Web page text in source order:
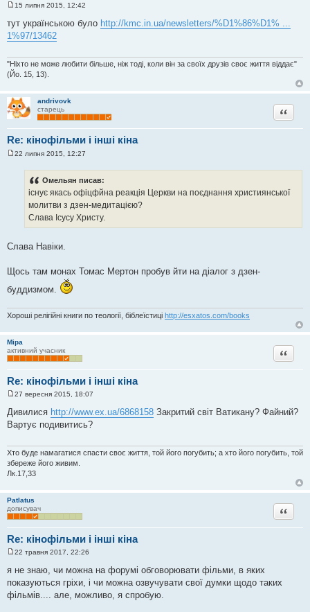
о
в
і
м
е
н
я
15 липня 2015, 12:42
тут українською було http://kmc.in.ua/newsletters/%D1%86%D1% ...
1%97/13462
"Ніхто не може любити більше, ніж тоді, коли він за своїх друзів своє життя віддає"
(Йо. 15, 13).
andrivovk
старець
Re: кінофільми і інші кіна
Цитата
я
22 липня 2015, 12:27
Омельян писав:
існує якась офіцфйна реакція Церкви на поєднання християнської
молитви з дзен-медитацією?
Слава Ісусу Христу.
Слава Навіки.
Щось там монах Томас Мертон пробув йти на діалог з дзен-
буддизмом.
Хороші релігійні книги по теології, біблеїстиці http://esxatos.com/books
Міра
активний учасник
Re: кінофільми і інші кіна
Цитата
в
і
м
е
н
я
27 вересня 2015, 18:07
Дивилися http://www.ex.ua/6868158 Закритий світ Ватикану? Файний?
Вартує подивитись?
Хто буде намагатися спасти своє життя, той його погубить; а хто його погубить, той
збереже його живим.
Лк.17,33
Patlatus
дописувач
Re: кінофільми і інші кіна
Цитата
о
в
і
д
о
22 травня 2017, 22:26
я не знаю, чи можна на форумі обговорювати фільми, в яких
показуються гріхи, і чи можна озвучувати свої думки щодо таких
фільмів.... але, можливо, я спробую.